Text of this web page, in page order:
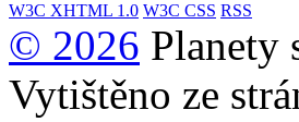
W3C XHTML 1.0 W3C CSS RSS
© 2026 Planety
Vytištěno ze